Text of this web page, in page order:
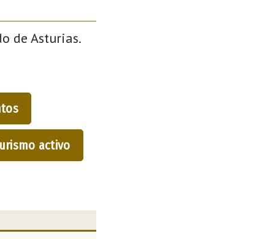
de Asturias.
activo